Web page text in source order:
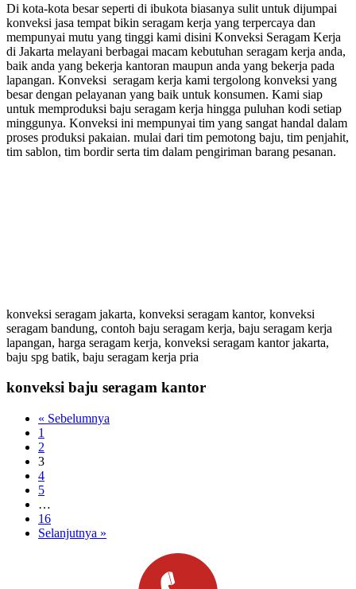
Di kota-kota besar seperti di ibukota biasanya sulit untuk dijumpai
konveksi jasa tempat bikin seragam kerja yang terpercaya dan
mempunyai mutu yang tinggi kami disini Konveksi Seragam Kerja
di Jakarta melayani berbagai macam kebutuhan seragam kerja anda,
baik anda yang bekerja kantoran maupun anda yang bekerja pada
lapangan. Konveksi seragam kerja kami tergolong konveksi yang
besar dengan pelayanan yang baik untuk konsumen. Kami siap
untuk memproduksi baju seragam kerja hingga puluhan kodi setiap
minggunya. Konveksi ini mempunyai tim yang sangat handal dalam
proses produksi pakaian. mulai dari tim pemotong baju, tim penjahit,
tim sablon, tim bordir serta tim dalam pengiriman barang pesanan.
konveksi seragam jakarta, konveksi seragam kantor, konveksi
seragam bandung, contoh baju seragam kerja, baju seragam kerja
lapangan, harga seragam kerja, konveksi seragam kantor jakarta,
baju spg batik, baju seragam kerja pria
konveksi baju seragam kantor
« Sebelumnya
1
2
3
4
5
…
16
Selanjutnya »